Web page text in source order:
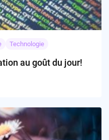
Technologie
au goût du jour!